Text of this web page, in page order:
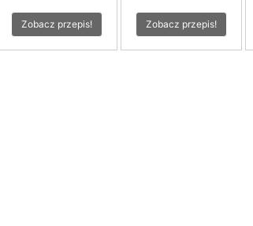
Zobacz przepis! Zobacz przepis!